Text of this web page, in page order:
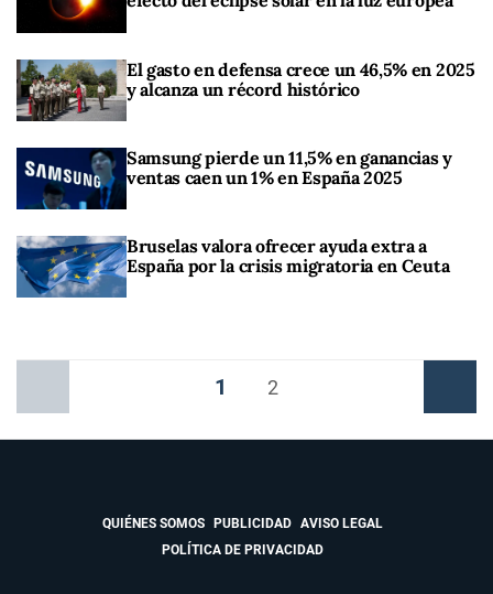
El gasto en defensa crece un 46,5% en 2025
y alcanza un récord histórico
Samsung pierde un 11,5% en ganancias y
ventas caen un 1% en España 2025
Bruselas valora ofrecer ayuda extra a
España por la crisis migratoria en Ceuta
1 2
QUIÉNES SOMOS PUBLICIDAD
AVISO LEGAL
POLÍTICA DE PRIVACIDAD